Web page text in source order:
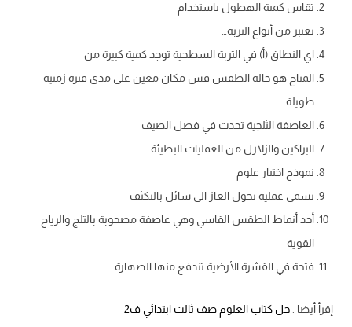
تقاس كمية الهطول باستخدام
تعتبر من أنواع التربة…
اي النطاق (أ) في التربة السطحية توجد كمية كبيرة من
المناخ هو حالة الطقس قس مكان معين على مدى فترة زمنية
طويلة
العاصفة الثلجية تحدث في فصل الصيف
البراكين والزلازل من العمليات البطيئة.
نموذج اختبار علوم
تسمى عملية تحول الغاز الى سائل بالتكثف
أحد أنماط الطقس القاسي وهي عاصفة مصحوبة بالثلج والرياح
القوية
فتحة في القشرة الأرضية تندفع منها الصهارة
إقرأ أيضا :حل كتاب العلوم صف ثالث ابتدائي ف2